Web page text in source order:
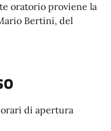
oratorio proviene la
Bertini, del
di apertura